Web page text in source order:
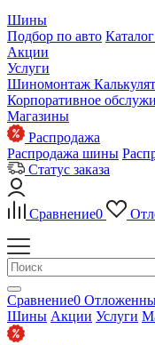
Шины
Подбор по авто
Акции
Услуги
Шиномонтаж
Корпоративное
Магазины
Распродажа
Распродажа шины
Статус заказа
Сравнение0
Сравнение0
Шины Акции Услуги